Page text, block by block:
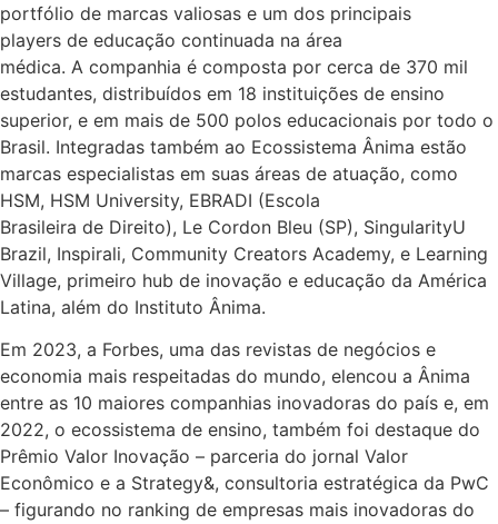
portfólio de marcas valiosas e um dos principais
players de educação continuada na área
médica. A companhia é composta por cerca de 370 mil
estudantes, distribuídos em 18 instituições de ensino
superior, e em mais de 500 polos educacionais por todo o
Brasil. Integradas também ao Ecossistema Ânima estão
marcas especialistas em suas áreas de atuação, como
HSM, HSM University, EBRADI (Escola
Brasileira de Direito), Le Cordon Bleu (SP), SingularityU
Brazil, Inspirali, Community Creators Academy, e Learning
Village, primeiro hub de inovação e educação da América
Latina, além do Instituto Ânima.
Em 2023, a Forbes, uma das revistas de negócios e
economia mais respeitadas do mundo, elencou a Ânima
entre as 10 maiores companhias inovadoras do país e, em
2022, o ecossistema de ensino, também foi destaque do
Prêmio Valor Inovação – parceria do jornal Valor
Econômico e a Strategy&, consultoria estratégica da PwC
– figurando no ranking de empresas mais inovadoras do